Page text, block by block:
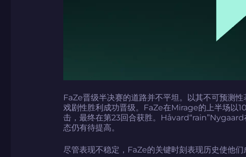
FaZe晋级半决赛的道路并不平坦。以其不可预测
戏剧性胜利成功晋级。FaZe在Mirage的上半场以
击，最终在第23回合获胜。
态仍有待提高。
尽管表现不稳定，FaZe的关键时刻表现历史使他们